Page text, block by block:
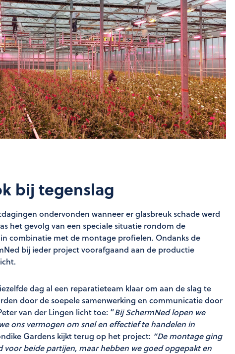
bij tegenslag
ondervonden wanneer er glasbreuk schade werd
het gevolg van een speciale situatie rondom de
combinatie met de montage profielen. Ondanks de
bij ieder project voorafgaand aan de productie
dag al een reparatieteam klaar om aan de slag te
door de soepele samenwerking en communicatie door
van der Lingen licht toe: “Bij SchermNed lopen we
ons vermogen om snel en effectief te handelen in
Gardens kijkt terug op het project: “De montage ging
voor beide partijen, maar hebben we goed opgepakt en